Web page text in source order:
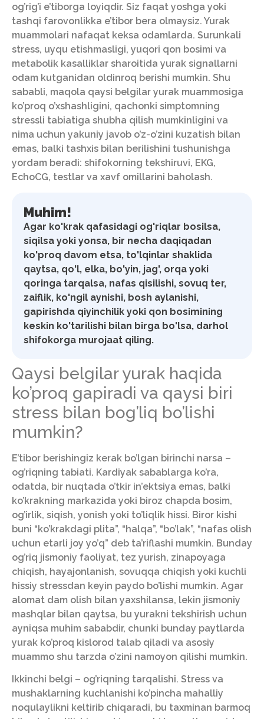
og’rig’i e’tiborga loyiqdir. Siz faqat yoshga yoki
tashqi farovonlikka e’tibor bera olmaysiz. Yurak
muammolari nafaqat keksa odamlarda. Surunkali
stress, uyqu etishmasligi, yuqori qon bosimi va
metabolik kasalliklar sharoitida yurak signallarni
odam kutganidan oldinroq berishi mumkin. Shu
sababli, maqola qaysi belgilar yurak muammosiga
ko’proq o’xshashligini, qachonki simptomning
stressli tabiatiga shubha qilish mumkinligini va
nima uchun yakuniy javob o’z-o’zini kuzatish bilan
emas, balki tashxis bilan berilishini tushunishga
yordam beradi: shifokorning tekshiruvi, EKG,
EchoCG, testlar va xavf omillarini baholash.
Muhim!
Agar ko'krak qafasidagi og'riqlar bosilsa,
siqilsa yoki yonsa, bir necha daqiqadan
ko'proq davom etsa, to'lqinlar shaklida
qaytsa, qo'l, elka, bo'yin, jag', orqa yoki
qoringa tarqalsa, nafas qisilishi, sovuq ter,
zaiflik, ko'ngil aynishi, bosh aylanishi,
gapirishda qiyinchilik yoki qon bosimining
keskin ko'tarilishi bilan birga bo'lsa, darhol
shifokorga murojaat qiling.
Qaysi belgilar yurak haqida
ko’proq gapiradi va qaysi biri
stress bilan bog’liq bo’lishi
mumkin?
E’tibor berishingiz kerak bo’lgan birinchi narsa –
og’riqning tabiati. Kardiyak sabablarga ko’ra,
odatda, bir nuqtada o’tkir in’ektsiya emas, balki
ko’krakning markazida yoki biroz chapda bosim,
og’irlik, siqish, yonish yoki to’liqlik hissi. Biror kishi
buni “ko’krakdagi plita”, “halqa”, “bo’lak”, “nafas olish
uchun etarli joy yo’q” deb ta’riflashi mumkin. Bunday
og’riq jismoniy faoliyat, tez yurish, zinapoyaga
chiqish, hayajonlanish, sovuqqa chiqish yoki kuchli
hissiy stressdan keyin paydo bo’lishi mumkin. Agar
alomat dam olish bilan yaxshilansa, lekin jismoniy
mashqlar bilan qaytsa, bu yurakni tekshirish uchun
ayniqsa muhim sababdir, chunki bunday paytlarda
yurak ko’proq kislorod talab qiladi va asosiy
muammo shu tarzda o’zini namoyon qilishi mumkin.
Ikkinchi belgi – og’riqning tarqalishi. Stress va
mushaklarning kuchlanishi ko’pincha mahalliy
noqulaylikni keltirib chiqaradi, bu taxminan barmoq